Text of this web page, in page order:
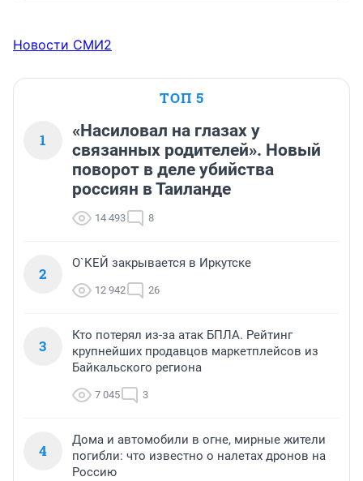
Новости СМИ2
ТОП 5
1
«Насиловал на глазах у
связанных родителей». Новый
поворот в деле убийства
россиян в Таиланде
14 493 8
2
О`КЕЙ закрывается в Иркутске
12 942 26
3
Кто потерял из-за атак БПЛА. Рейтинг
крупнейших продавцов маркетплейсов из
Байкальского региона
7 045 3
4
Дома и автомобили в огне, мирные жители
погибли: что известно о налетах дронов на
Россию